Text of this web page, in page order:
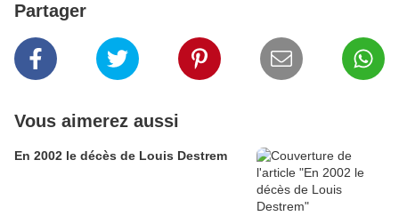
Partager
Vous aimerez aussi
En 2002 le décès de Louis Destrem